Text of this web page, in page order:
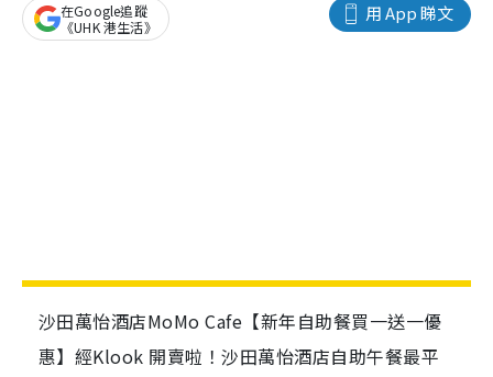
用 App 睇文
在Google追蹤
《UHK 港生活》
沙田萬怡酒店MoMo Cafe【新年自助餐買一送一優
惠】經Klook 開賣啦！沙田萬怡酒店自助午餐最平